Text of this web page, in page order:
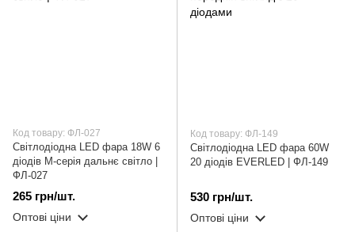
Код товару: ФЛ-027
Світлодіодна LED фара 18W 6
діодів M-серія дальнє світло |
ФЛ-027
265 грн/шт.
Оптові ціни
Код товару: ФЛ-149
Світлодіодна LED фара 60W
20 діодів EVERLED | ФЛ-149
530 грн/шт.
Оптові ціни